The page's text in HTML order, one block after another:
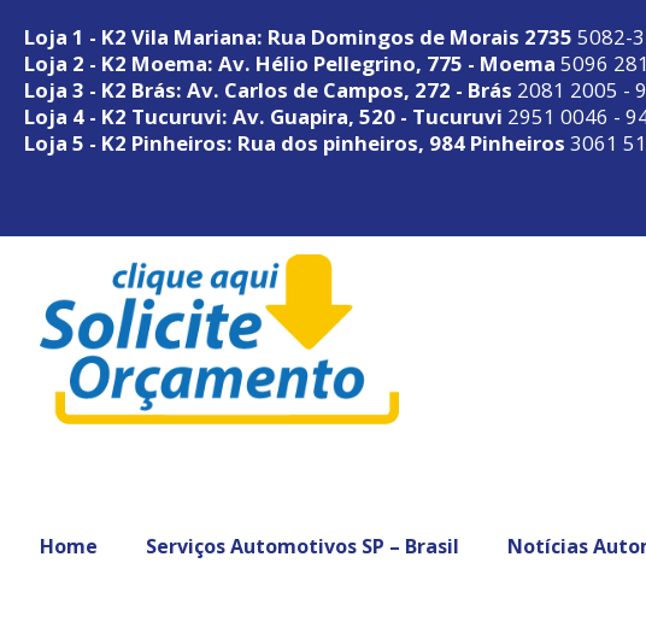
Loja 1 - K2 Vila Mariana: Rua Domingos de Morais 2735 5082-
Loja 2 - K2 Moema: Av. Hélio Pellegrino, 775 - Moema 5096
Loja 3 - K2 Brás: Av. Carlos de Campos, 272 - Brás 2081 2005 -
Loja 4 - K2 Tucuruvi: Av. Guapira, 520 - Tucuruvi 2951 0046 -
Loja 5 - K2 Pinheiros: Rua dos pinheiros, 984 Pinheiros 3061
Home Serviços Automotivos SP – Brasil Notícias